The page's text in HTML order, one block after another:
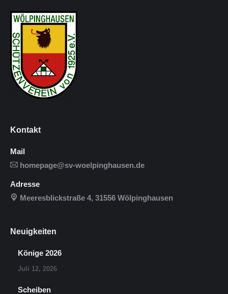
Kontakt
Mail
homepage@sv-woelpinghausen.de
Adresse
Meeresblickstraße 4, 31556 Wölpinghausen
Neuigkeiten
Könige 2026
Juli 12, 2026
Scheiben